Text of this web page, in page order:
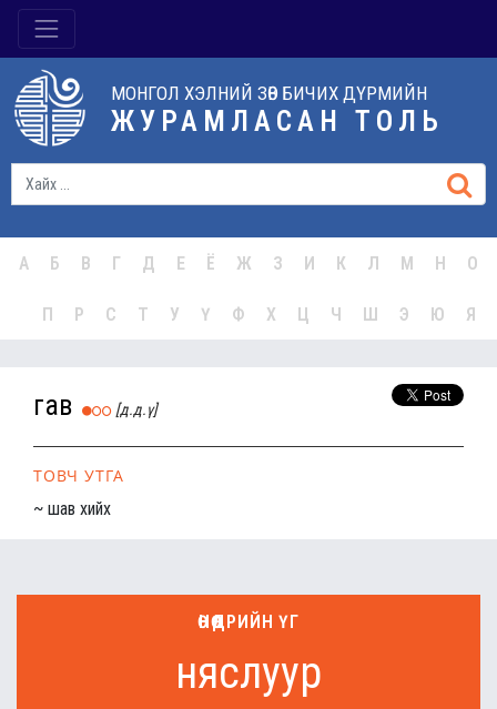
МОНГОЛ ХЭЛНИЙ ЗӨВ БИЧИХ ДҮРМИЙН
ЖУРАМЛАСАН ТОЛЬ
А Б В Г Д Е Ё Ж З И К Л М Н О
П Р С Т У Ү Ф Х Ц Ч Ш Э Ю Я
гав [д.д.ү]
ТОВЧ УТГА
~ шав хийх
ӨНӨӨДРИЙН ҮГ
няслуур